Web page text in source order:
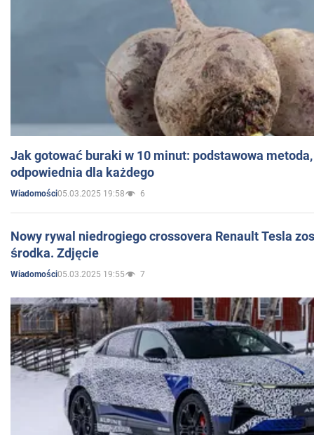
Jak gotować buraki w 10 minut: podstawowa
odpowiednia dla każdego
Wiadomości05.03.2025 19:58 6
Nowy rywal niedrogiego crossovera Renault Tesla
środka. Zdjęcie
Wiadomości05.03.2025 19:55 7